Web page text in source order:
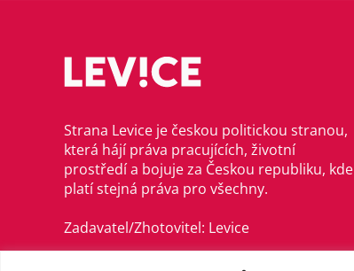
Strana Levice je českou politickou stranou,
která hájí práva pracujících, životní
prostředí a bojuje za Českou republiku, kde
platí stejná práva pro všechny.
Zadavatel/Zhotovitel: Levice